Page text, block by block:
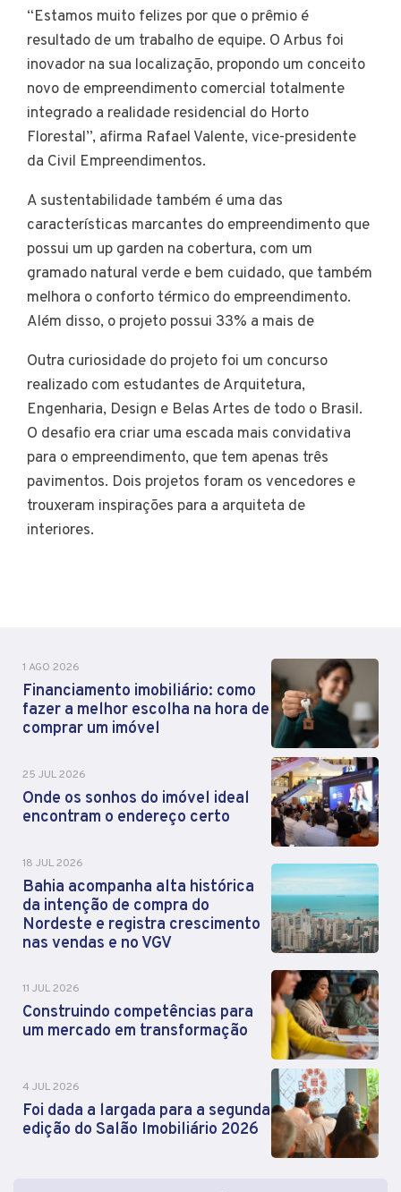
“Estamos muito felizes por que o prêmio é
resultado de um trabalho de equipe. O Arbus foi
inovador na sua localização, propondo um conceito
novo de empreendimento comercial totalmente
integrado a realidade residencial do Horto
Florestal”, afirma Rafael Valente, vice-presidente
da Civil Empreendimentos.
A sustentabilidade também é uma das
características marcantes do empreendimento que
possui um up garden na cobertura, com um
gramado natural verde e bem cuidado, que também
melhora o conforto térmico do empreendimento.
Além disso, o projeto possui 33% a mais de
Outra curiosidade do projeto foi um concurso
realizado com estudantes de Arquitetura,
Engenharia, Design e Belas Artes de todo o Brasil.
O desafio era criar uma escada mais convidativa
para o empreendimento, que tem apenas três
pavimentos. Dois projetos foram os vencedores e
trouxeram inspirações para a arquiteta de
interiores.
1 AGO 2026
Financiamento imobiliário: como
fazer a melhor escolha na hora de
comprar um imóvel
25 JUL 2026
Onde os sonhos do imóvel ideal
encontram o endereço certo
18 JUL 2026
Bahia acompanha alta histórica
da intenção de compra do
Nordeste e registra crescimento
nas vendas e no VGV
11 JUL 2026
Construindo competências para
um mercado em transformação
4 JUL 2026
Foi dada a largada para a segunda
edição do Salão Imobiliário 2026